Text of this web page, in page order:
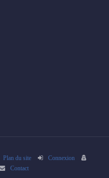
Plan du site
Connexion
Contact